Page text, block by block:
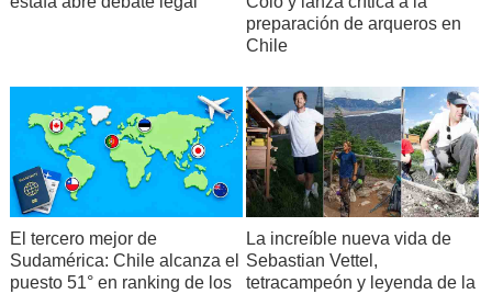
preparación de arqueros en
Chile
El tercero mejor de
Sudamérica: Chile alcanza el
puesto 51° en ranking de los
La increíble nueva vida de
Sebastian Vettel,
tetracampeón y leyenda de la